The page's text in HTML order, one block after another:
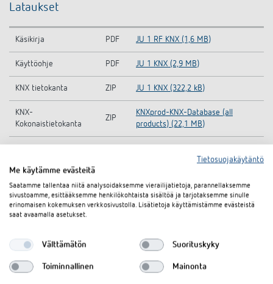
Lataukset
Käsikirja PDF JU 1 RF KNX (1,6 MB)
Käyttöohje PDF JU 1 KNX (2,9 MB)
KNX tietokanta ZIP JU 1 KNX (322,2 kB)
KNX-
Kokonaistietokanta
ZIP
KNXprod-KNX-Database (all
products) (22,1 MB)
Data Act (58,7 kB)
CE declaration of
conformity
PDF
JU 1 KNX-CE declaration of
conformity (289,3 kB)
Asiakirjakoriin
Tietosuojakäytäntö
Me käytämme evästeitä
Saatamme tallentaa niitä analysoidaksemme vierailijatietoja, parannellaksemme
sivustoamme, esittääksemme henkilökohtaista sisältöä ja tarjotaksemme sinulle
erinomaisen kokemuksen verkkosivustolla. Lisätietoja käyttämistämme evästeistä
saat avaamalla asetukset.
Välttämätön Suorituskyky
Toiminnallinen Mainonta